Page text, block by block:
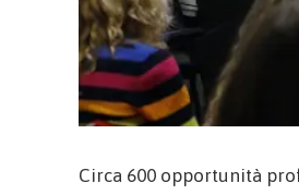
Circa 600 opportunità